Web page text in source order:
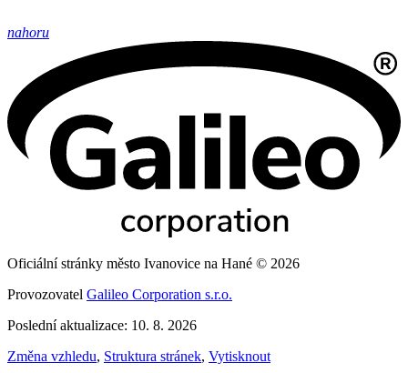
nahoru
Oficiální stránky město Ivanovice na Hané © 2026
Provozovatel Galileo Corporation s.r.o.
Poslední aktualizace: 10. 8. 2026
Změna vzhledu, Struktura stránek, Vytisknout